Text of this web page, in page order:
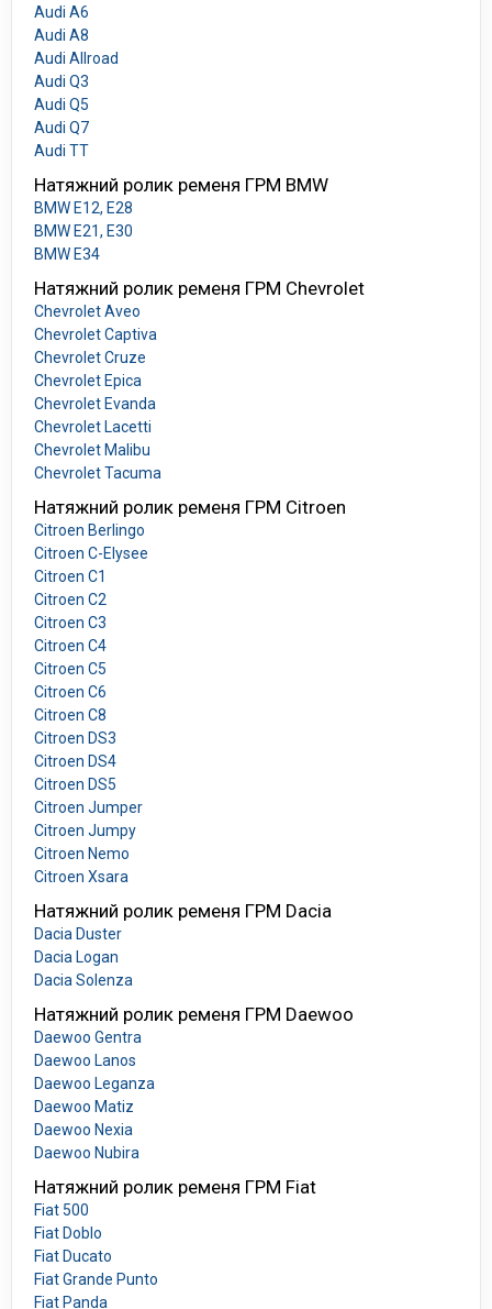
Audi A6
Audi A8
Audi Allroad
Audi Q3
Audi Q5
Audi Q7
Audi TT
Натяжний ролик ременя ГРМ BMW
BMW E12, E28
BMW E21, E30
BMW E34
Натяжний ролик ременя ГРМ Chevrolet
Chevrolet Aveo
Chevrolet Captiva
Chevrolet Cruze
Chevrolet Epica
Chevrolet Evanda
Chevrolet Lacetti
Chevrolet Malibu
Chevrolet Tacuma
Натяжний ролик ременя ГРМ Citroen
Citroen Berlingo
Citroen C-Elysee
Citroen C1
Citroen C2
Citroen C3
Citroen C4
Citroen C5
Citroen C6
Citroen C8
Citroen DS3
Citroen DS4
Citroen DS5
Citroen Jumper
Citroen Jumpy
Citroen Nemo
Citroen Xsara
Натяжний ролик ременя ГРМ Dacia
Dacia Duster
Dacia Logan
Dacia Solenza
Натяжний ролик ременя ГРМ Daewoo
Daewoo Gentra
Daewoo Lanos
Daewoo Leganza
Daewoo Matiz
Daewoo Nexia
Daewoo Nubira
Натяжний ролик ременя ГРМ Fiat
Fiat 500
Fiat Doblo
Fiat Ducato
Fiat Grande Punto
Fiat Panda